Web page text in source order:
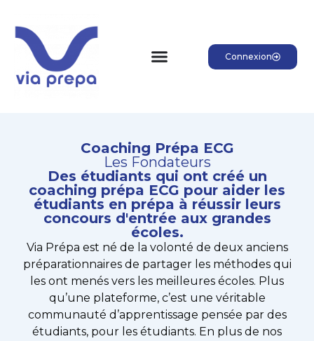
Connexion
Coaching Prépa ECG
Les Fondateurs
Des étudiants qui ont créé un
coaching prépa ECG pour aider les
étudiants en prépa à réussir leurs
concours d'entrée aux grandes
écoles.
Via Prépa est né de la volonté de deux anciens
préparationnaires de partager les méthodes qui
les ont menés vers les meilleures écoles. Plus
qu’une plateforme, c’est une véritable
communauté d’apprentissage pensée par des
étudiants, pour les étudiants. En plus de nos